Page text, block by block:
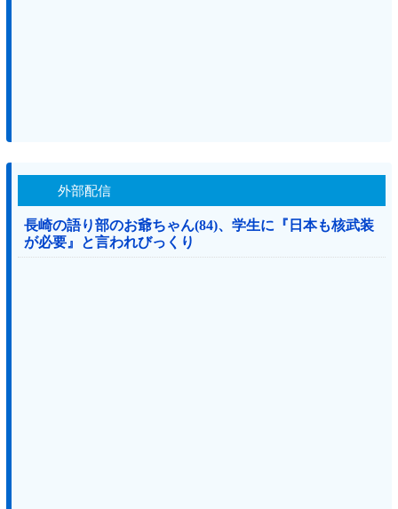
外部配信
長崎の語り部のお爺ちゃん(84)、学生に『日本も核武装
が必要』と言われびっくり